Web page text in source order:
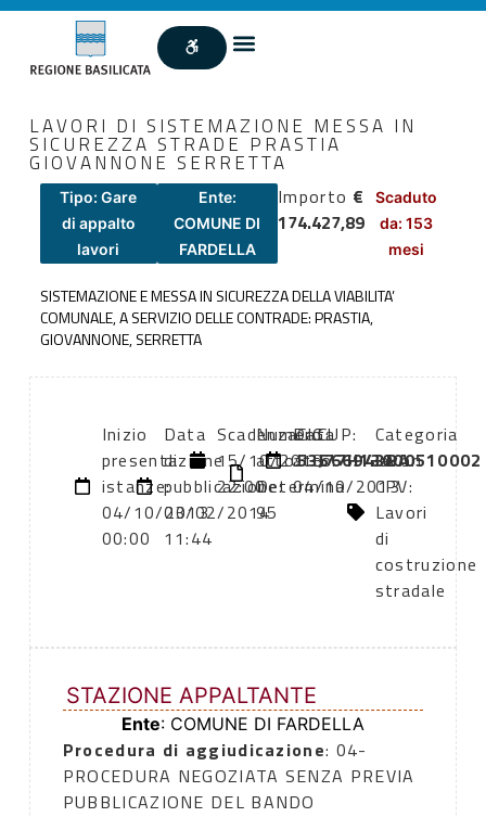
LAVORI DI SISTEMAZIONE MESSA IN
SICUREZZA STRADE PRASTIA
GIOVANNONE SERRETTA
Tipo: Gare
di appalto
lavori
Ente:
COMUNE DI
FARDELLA
Importo €
174.427,89
Scaduto
da: 153
mesi
SISTEMAZIONE E MESSA IN SICUREZZA DELLA VIABILITA’
COMUNALE, A SERVIZIO DELLE CONTRADE: PRASTIA,
GIOVANNONE, SERRETTA
Inizio
presentazione
istanze:
04/10/2013
00:00
Data
di
pubblicazione:
03/02/2014
11:44
Scadenza:
15/10/2013
22:00
Numero
atto:
Determina
95
Data
atto:
04/10/2013
CIG:
53566943BA
CUP:
J77H13000510002
Categoria
lavori
CPV:
Lavori
di
costruzione
stradale
STAZIONE APPALTANTE
Ente: COMUNE DI FARDELLA
Procedura di aggiudicazione: 04-
PROCEDURA NEGOZIATA SENZA PREVIA
PUBBLICAZIONE DEL BANDO